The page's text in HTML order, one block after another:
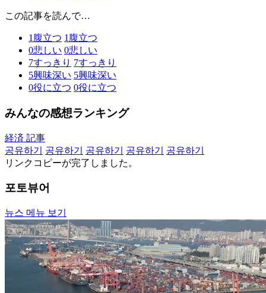
この記事を読んで…
1 腹立つ 1 腹立つ
0悲しい 0悲しい
7すっきり 7すっきり
5興味深い 5興味深い
0役に立つ 0役に立つ
みんなの感想ランキング
経済 記事
공유하기
공유하기 공유하기 공유하기
공유하기
リンクコピーが完了しました。
포토뷰어
뉴스 메뉴 보기